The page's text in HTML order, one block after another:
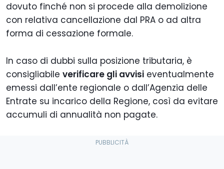
dovuto finché non si procede alla demolizione
con relativa cancellazione dal PRA o ad altra
forma di cessazione formale.
In caso di dubbi sulla posizione tributaria, è
consigliabile verificare gli avvisi eventualmente
emessi dall’ente regionale o dall’Agenzia delle
Entrate su incarico della Regione, così da evitare
accumuli di annualità non pagate.